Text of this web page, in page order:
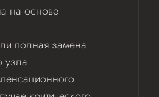
на основе
полная замена
узла